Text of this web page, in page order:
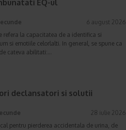
EQ-ul
6 august 2026
refera la capacitatea de a identifica si
si emotiile celorlalti. In general, se spune ca
cateva abilitati:…
declansatori si solutii
28 iulie 2026
pentru pierderea accidentala de urina, de